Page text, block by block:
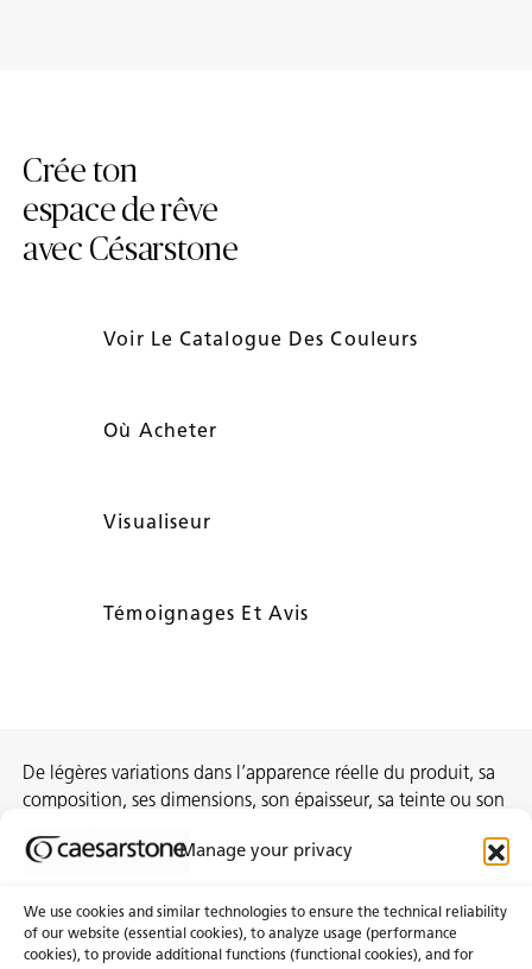
Manage your privacy
We use cookies and similar technologies to ensure the technical reliability
of our website (essential cookies), to analyze usage (performance
cookies), to provide additional functions (functional cookies), and for
Crée ton
espace de rêve
avec Césarstone
Voir Le Catalogue Des Couleurs
Où Acheter
Visualiseur
Témoignages Et Avis
De légères variations dans l’apparence réelle du produit, sa
composition, ses dimensions, son épaisseur, sa teinte ou son
constituent pas des non-conformités.
À propos de nous Certifications